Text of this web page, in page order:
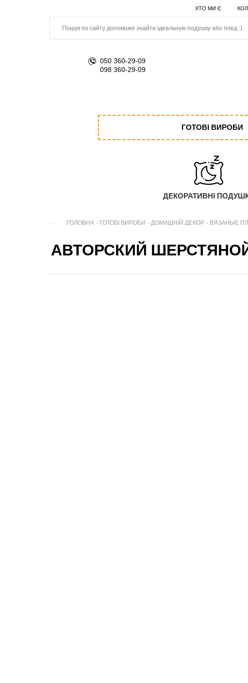
ХТО МИ Є
050 360-29-09
098 360-29-09
ГОТОВІ ВИРОБИ
ДЕКОРАТИВНІ
ГОЛОВНА - ГОТОВІ ВИРОБИ - ДОМАШНІЙ ДЕКОР - ВЯЗАНЫЕ
АВТОРСКИЙ